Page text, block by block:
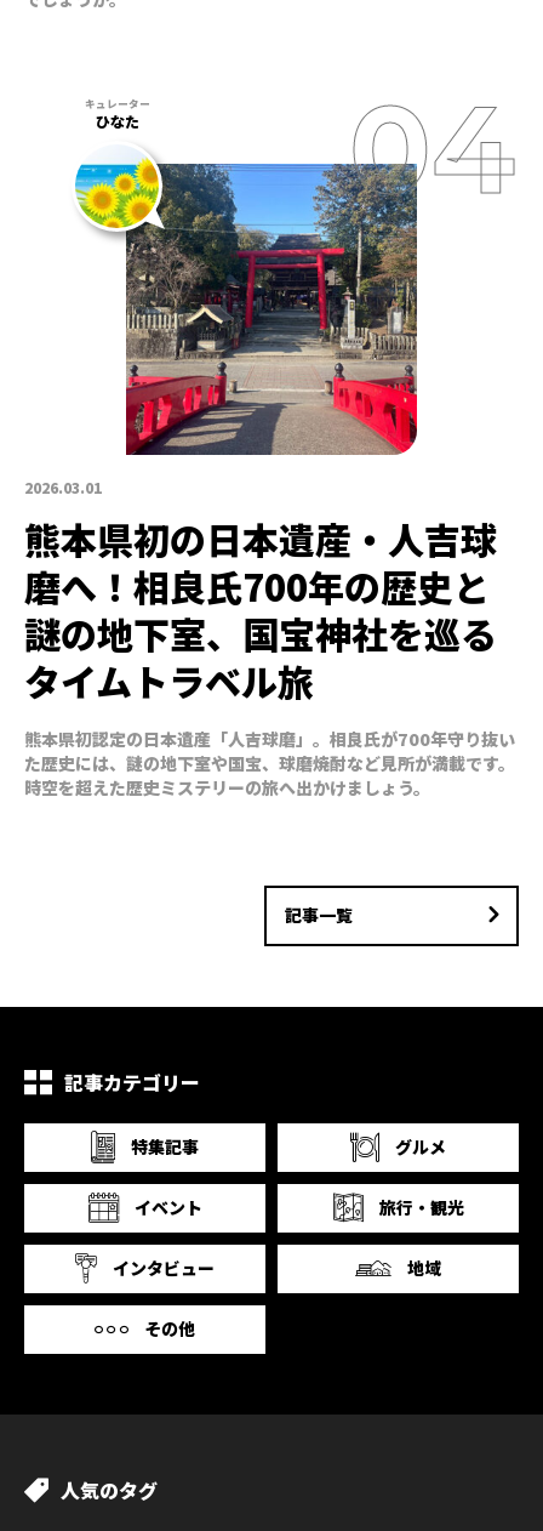
2026.03.01
ひなた
熊本県初の日本遺産・人吉球
磨へ！相良氏700年の歴史と
謎の地下室、国宝神社を巡る
タイムトラベル旅
熊本県初認定の日本遺産「人吉球磨」。相良氏が700年守り抜い
た歴史には、謎の地下室や国宝、球磨焼酎など見所が満載です。
時空を超えた歴史ミステリーの旅へ出かけましょう。
記事一覧
記事カテゴリー
特集記事 グルメ
イベント 旅行・観光
インタビュー 地域
その他
人気のタグ